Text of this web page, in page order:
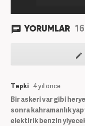
YORUMLAR 16
Tepki 4 yıl önce
Bir askeri var gibi
sonra kahramanlık
elektirik benzin